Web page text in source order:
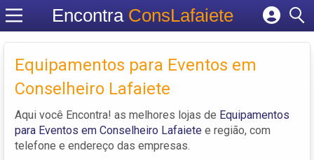
Encontra ConsLafaiete
Cadastrar empresa
Criar conta
Equipamentos para Eventos em
Conselheiro Lafaiete
Aqui você Encontra! as melhores lojas de Equipamentos
para Eventos em Conselheiro Lafaiete e região, com
telefone e endereço das empresas.